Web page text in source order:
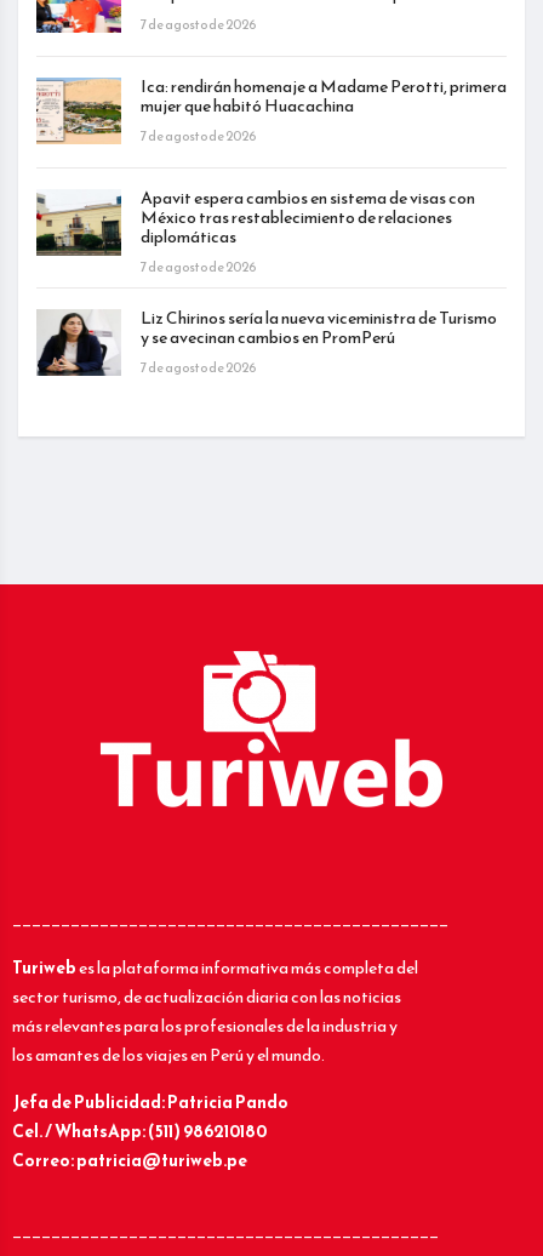
7 de agosto de 2026
Ica: rendirán homenaje a Madame Perotti, primera
mujer que habitó Huacachina
7 de agosto de 2026
Apavit espera cambios en sistema de visas con
México tras restablecimiento de relaciones
diplomáticas
7 de agosto de 2026
Liz Chirinos sería la nueva viceministra de Turismo
y se avecinan cambios en PromPerú
7 de agosto de 2026
_____________________________________________
Turiwebes la plataforma informativa más completa del
sector turismo, de actualización diaria con las noticias
más relevantes para los profesionales de la industria y
los amantes de los viajes en Perú y el mundo.
Jefa de Publicidad: Patricia Pando
Cel. / WhatsApp: (511) 986210180
Correo: patricia@turiweb.pe
____________________________________________